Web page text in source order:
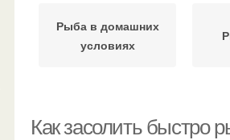
Рыба в домашних
условиях
Как засолить быстро